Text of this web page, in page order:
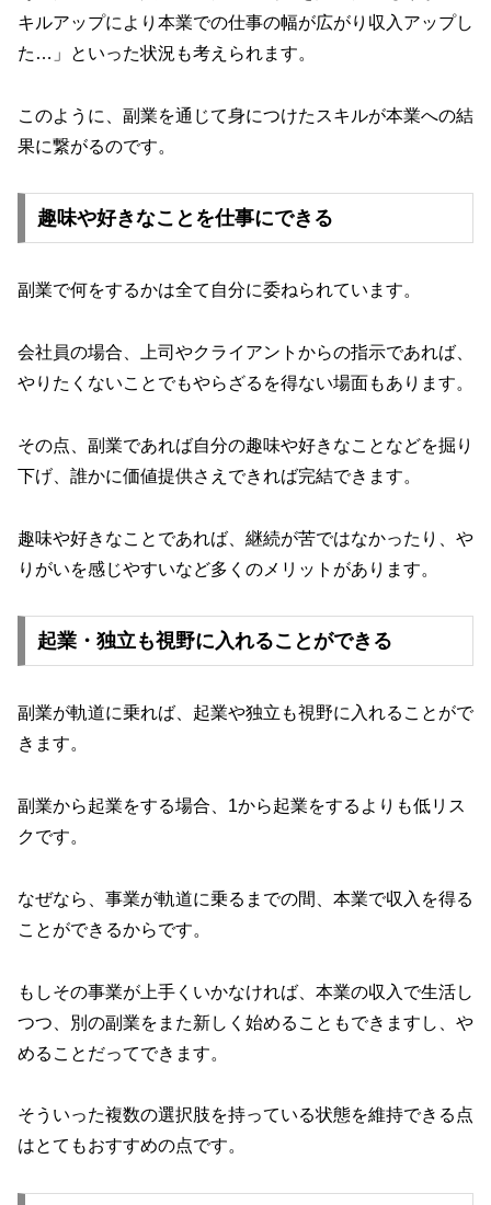
キルアップにより本業での仕事の幅が広がり収入アップし
た…」といった状況も考えられます。
このように、副業を通じて身につけたスキルが本業への結
果に繋がるのです。
趣味や好きなことを仕事にできる
副業で何をするかは全て自分に委ねられています。
会社員の場合、上司やクライアントからの指示であれば、
やりたくないことでもやらざるを得ない場面もあります。
その点、副業であれば自分の趣味や好きなことなどを掘り
下げ、誰かに価値提供さえできれば完結できます。
趣味や好きなことであれば、継続が苦ではなかったり、や
りがいを感じやすいなど多くのメリットがあります。
起業・独立も視野に入れることができる
副業が軌道に乗れば、起業や独立も視野に入れることがで
きます。
副業から起業をする場合、1から起業をするよりも低リス
クです。
なぜなら、事業が軌道に乗るまでの間、本業で収入を得る
ことができるからです。
もしその事業が上手くいかなければ、本業の収入で生活し
つつ、別の副業をまた新しく始めることもできますし、や
めることだってできます。
そういった複数の選択肢を持っている状態を維持できる点
はとてもおすすめの点です。